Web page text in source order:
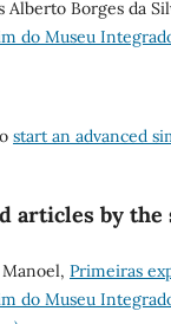
Alberto Borges da
do Museu
start an advanced
articles by the
Primeiras
do Museu